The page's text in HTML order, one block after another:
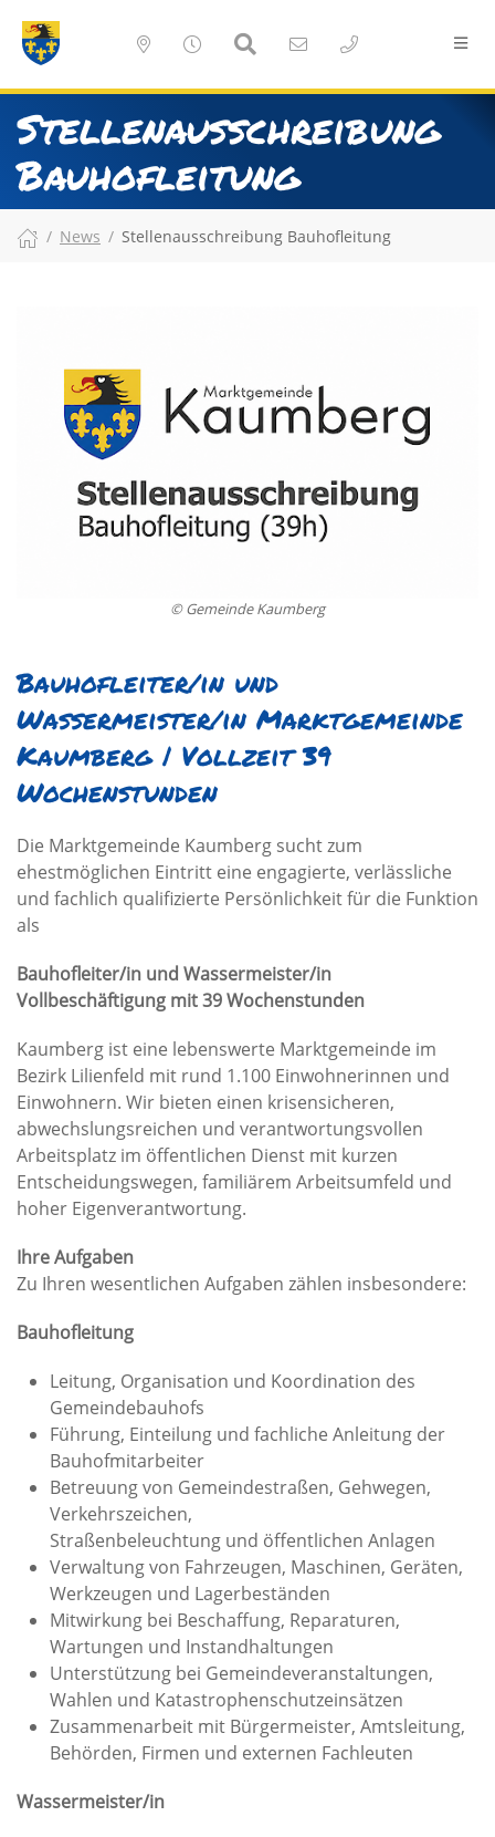
Stellenausschreibung
Bauhofleitung
News Stellenausschreibung Bauhofleitung
© Gemeinde Kaumberg
Bauhofleiter/in und
Wassermeister/in Marktgemeinde
Kaumberg | Vollzeit 39
Wochenstunden
Die Marktgemeinde Kaumberg sucht zum
ehestmöglichen Eintritt eine engagierte, verlässliche
und fachlich qualifizierte Persönlichkeit für die Funktion
als
Bauhofleiter/in und Wassermeister/in
Vollbeschäftigung mit 39 Wochenstunden
Kaumberg ist eine lebenswerte Marktgemeinde im
Bezirk Lilienfeld mit rund 1.100 Einwohnerinnen und
Einwohnern. Wir bieten einen krisensicheren,
abwechslungsreichen und verantwortungsvollen
Arbeitsplatz im öffentlichen Dienst mit kurzen
Entscheidungswegen, familiärem Arbeitsumfeld und
hoher Eigenverantwortung.
Ihre Aufgaben
Zu Ihren wesentlichen Aufgaben zählen insbesondere:
Bauhofleitung
Leitung, Organisation und Koordination des
Gemeindebauhofs
Führung, Einteilung und fachliche Anleitung der
Bauhofmitarbeiter
Betreuung von Gemeindestraßen, Gehwegen,
Verkehrszeichen,
Straßenbeleuchtung und öffentlichen Anlagen
Verwaltung von Fahrzeugen, Maschinen, Geräten,
Werkzeugen und Lagerbeständen
Mitwirkung bei Beschaffung, Reparaturen,
Wartungen und Instandhaltungen
Unterstützung bei Gemeindeveranstaltungen,
Wahlen und Katastrophenschutzeinsätzen
Zusammenarbeit mit Bürgermeister, Amtsleitung,
Behörden, Firmen und externen Fachleuten
Wassermeister/in